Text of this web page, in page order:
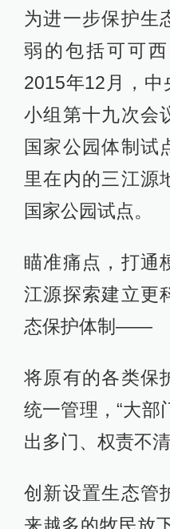
为进一步保护生
弱的包括可可
2015年12月，中
小组第十九次会
国家公园体制试
里在内的三江源
国家公园试点。
瞄准痛点，打通
江源探索建立更
态保护体制——
将原有的各类保
统一管理，“大部
出多门、权责不
创新设置生态管
来越多的牧民放